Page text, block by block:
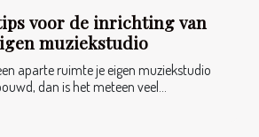
voor de inrichting van
muziekstudio
aparte ruimte je eigen muziekstudio
dan is het meteen veel...